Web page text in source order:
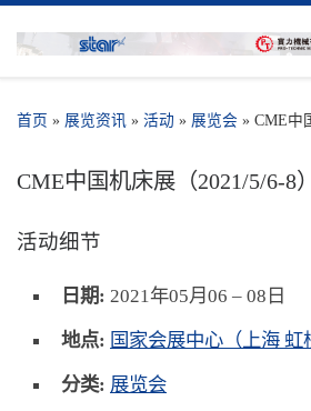
首页 » 展览资讯 » 活动 » 展览会 » CME中
CME中国机床展（2021/5/6-8）
活动细节
日期: 2021年05月06 – 08日
地点: 国家会展中心（上海 虹
分类: 展览会